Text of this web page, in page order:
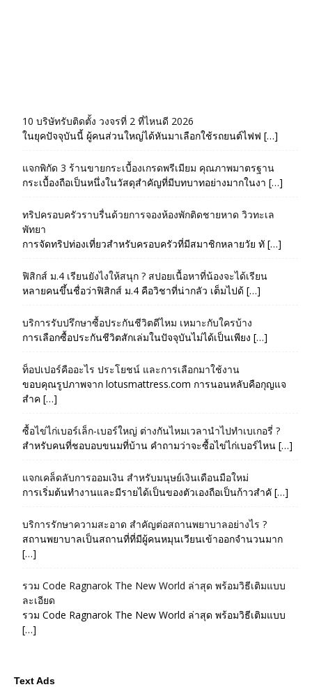
10 บริษัทรับติดตั้ง วงจรที่ 2 ที่ไหนดี 2026
ในยุคปัจจุบันนี้ ผู้คนส่วนใหญ่ได้หันมาเลือกใช้รถยนต์ไฟฟ […]
แจกพิกัด 3 ร้านขายกระเบื้องเกรดพรีเมียม คุณภาพมาตรฐาน
กระเบื้องถือเป็นหนึ่งในวัสดุสำคัญที่มีบทบาทอย่างมากในงา […]
ทริปครอบครัวราบรื่นด้วยการจองห้องพักติดชายหาด วิวทะเล
พัทยา
การจัดทริปท่องเที่ยวสำหรับครอบครัวที่มีสมาชิกหลายวัย ทั […]
ฟิสิกส์ ม.4 เรียนยังไงให้สนุก ? สปอยเนื้อหาที่น้องจะได้เรียน
หลายคนขึ้นชื่อว่าฟิสิกส์ ม.4 คือวิชาที่น่ากลัว เต็มไปด้ […]
บริการรับปรึกษาซื้อประกันชีวิตดีไหม เหมาะกับใครบ้าง
การเลือกซื้อประกันชีวิตสักเล่มในปัจจุบันไม่ได้เป็นเพียง […]
ท็อปเปอร์คืออะไร ประโยชน์ และการเลือกมาใช้งาน
ขอบคุณรูปภาพจาก lotusmattress.com การนอนหลับคือกุญแจ
สำค […]
ซื้อไข่ไก่เบอร์เล็ก-เบอร์ใหญ่ ต่างกันไหมเวลานำไปทำเบเกอรี่ ?
สำหรับคนที่ชอบอบขนมที่บ้าน คำถามว่าจะซื้อไข่ไก่เบอร์ไหน […]
แจกเคล็ดลับการออมเงิน สำหรับมนุษย์เงินเดือนมือใหม่
การเริ่มต้นทำงานและมีรายได้เป็นของตัวเองถือเป็นก้าวสำคั […]
บริการรักษาความสะอาด สำคัญต่อสถานพยาบาลอย่างไร ?
สถานพยาบาลเป็นสถานที่ที่มีผู้คนหมุนเวียนเข้าออกจำนวนมาก
[…]
รวม Code Ragnarok The New World ล่าสุด พร้อมวิธีเติมแบบ
ละเอียด
รวม Code Ragnarok The New World ล่าสุด พร้อมวิธีเติมแบบ
[…]
Text Ads